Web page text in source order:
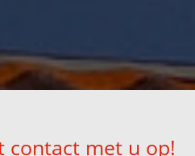
contact met u op!